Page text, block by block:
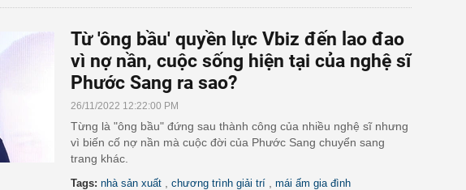
Từ 'ông bầu' quyền lực Vbiz đến lao đao
vì nợ nần, cuộc sống hiện tại của nghệ sĩ
Phước Sang ra sao?
26/11/2022 12:22:00 PM
Từng là "ông bầu" đứng sau thành công của nhiều nghệ sĩ nhưng
vì biến cố nợ nần mà cuộc đời của Phước Sang chuyển sang
trang khác.
Tags: nhà sản xuất chương trình giải trí mái ấm gia đình